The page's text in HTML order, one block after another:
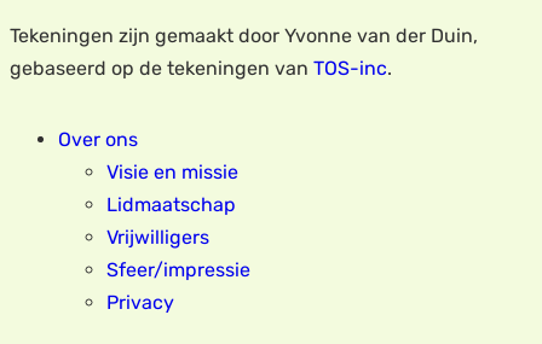
Tekeningen zijn gemaakt door Yvonne van der Duin,
gebaseerd op de tekeningen van TOS-inc.
Over ons
Visie en missie
Lidmaatschap
Vrijwilligers
Sfeer/impressie
Privacy